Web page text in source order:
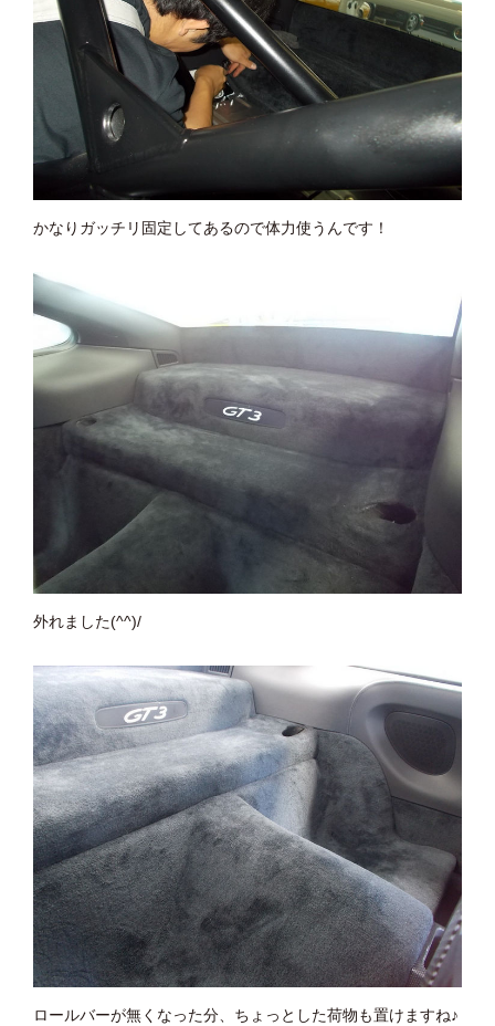
かなりガッチリ固定してあるので体力使うんです！
外れました(^^)/
ロールバーが無くなった分、ちょっとした荷物も置けますね♪